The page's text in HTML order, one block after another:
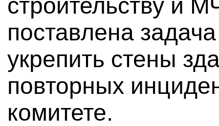
строительству и
поставлена
укрепить стены
повторных
комитете.